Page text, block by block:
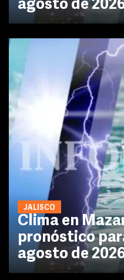
agosto de
JALISCO
Clima en
pronóstico
agosto de